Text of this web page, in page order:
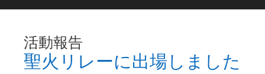
活動報告
聖火リレーに出場しました